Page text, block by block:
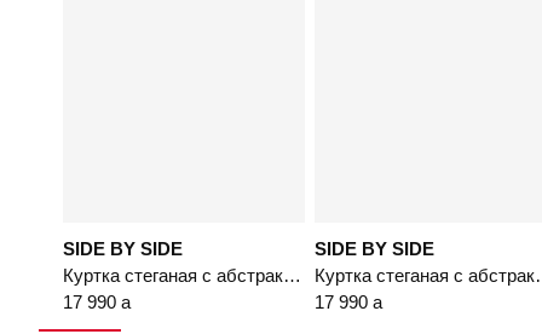
SIDE BY SIDE
Куртка стеганая с абстрактным принтом синего цвета
17 990 a
SIDE BY SIDE
Куртка
17 990 a